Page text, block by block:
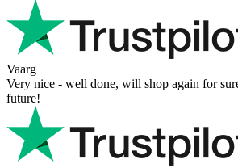
Vaarg
Very nice - well done, will shop again for
future!